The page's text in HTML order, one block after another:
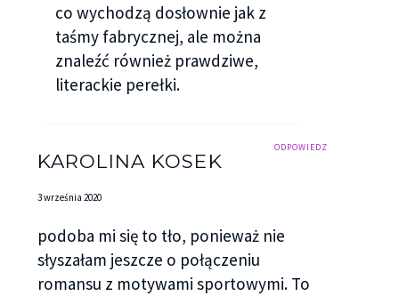
co wychodzą dosłownie jak z
taśmy fabrycznej, ale można
znaleźć również prawdziwe,
literackie perełki.
ODPOWIEDZ
KAROLINA KOSEK
3 września 2020
podoba mi się to tło, ponieważ nie
słyszałam jeszcze o połączeniu
romansu z motywami sportowymi. To